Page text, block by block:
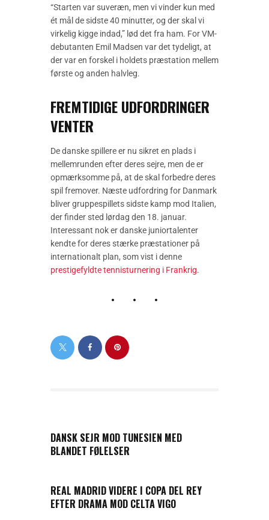
“Starten var suveræn, men vi vinder kun med
ét mål de sidste 40 minutter, og der skal vi
virkelig kigge indad,” lød det fra ham. For VM-
debutanten Emil Madsen var det tydeligt, at
der var en forskel i holdets præstation mellem
første og anden halvleg.
FREMTIDIGE UDFORDRINGER
VENTER
De danske spillere er nu sikret en plads i
mellemrunden efter deres sejre, men de er
opmærksomme på, at de skal forbedre deres
spil fremover. Næste udfordring for Danmark
bliver gruppespillets sidste kamp mod Italien,
der finder sted lørdag den 18. januar.
Interessant nok er danske juniortalenter
kendte for deres stærke præstationer på
internationalt plan, som vist i denne
prestigefyldte tennisturnering i Frankrig.
DANSK SEJR MOD TUNESIEN MED
BLANDET FØLELSER
REAL MADRID VIDERE I COPA DEL REY
EFTER DRAMA MOD CELTA VIGO